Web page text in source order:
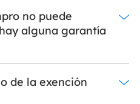
no puede
alguna garantía
de la exención